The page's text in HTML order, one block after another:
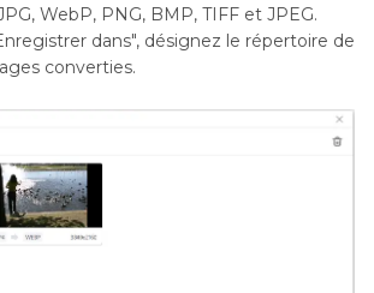
WebP, PNG, BMP, TIFF et JPEG.
dans", désignez le répertoire de
converties.